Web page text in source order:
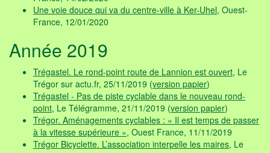
Une voie douce qui va du centre-ville à Ker-Uhel, Ouest-
France, 12/01/2020
Année 2019
Trégastel. Le rond-point route de Lannion est ouvert, Le
Trégor sur actu.fr, 25/11/2019 (version papier)
Trégastel - Pas de piste cyclable dans le nouveau rond-
point, Le Télégramme, 21/11/2019 (version papier)
Trégor. Aménagements cyclables : « Il est temps de passer
à la vitesse supérieure », Ouest France, 11/11/2019
Trégor Bicyclette. L’association interpelle les maires, Le